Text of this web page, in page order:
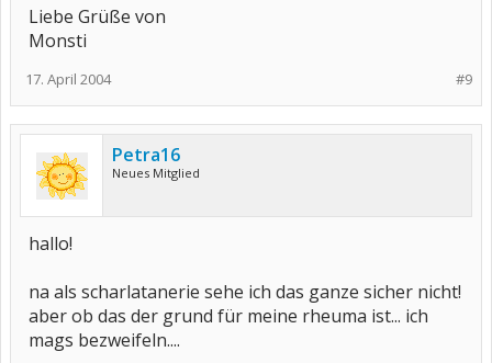
Liebe Grüße von
Monsti
#9
17. April 2004
Petra16
Neues Mitglied
hallo!
na als scharlatanerie sehe ich das ganze sicher nicht!
aber ob das der grund für meine rheuma ist... ich
mags bezweifeln....